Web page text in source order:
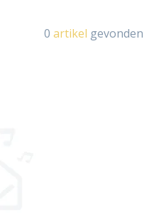
0 artikel gevonden